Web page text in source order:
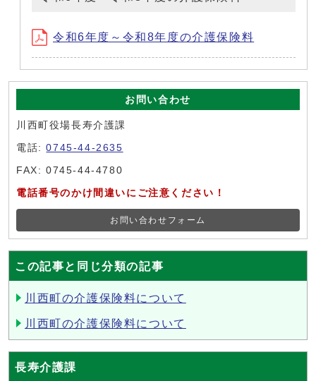
令和6年度～令和8年度の介護保険料
お問い合わせ
川西町役場長寿介護課
電話:0745-44-2635
FAX: 0745-44-4780
電話番号のかけ間違いにご注意ください！
お問い合わせフォーム
この記事と同じ分類の記事
川西町の介護保険料について
川西町の介護保険料について
長寿介護課